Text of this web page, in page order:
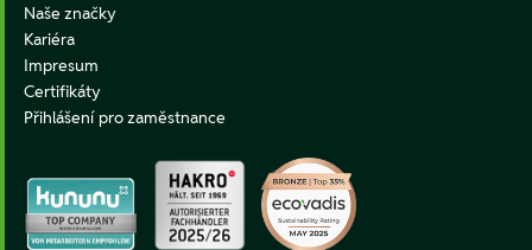
Naše značky
Kariéra
Impresum
Certifikáty
Přihlášení pro zaměstnance